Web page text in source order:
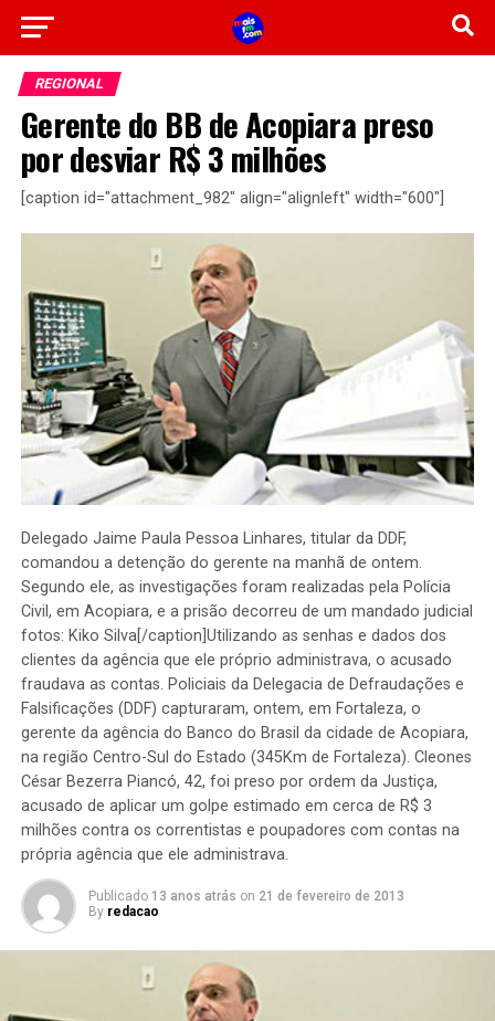
REGIONAL
Gerente do BB de Acopiara preso
por desviar R$ 3 milhões
[caption id="attachment_982" align="alignleft" width="600"]
Delegado Jaime Paula Pessoa Linhares, titular da DDF,
comandou a detenção do gerente na manhã de ontem.
Segundo ele, as investigações foram realizadas pela Polícia
Civil, em Acopiara, e a prisão decorreu de um mandado judicial
fotos: Kiko Silva[/caption]Utilizando as senhas e dados dos
clientes da agência que ele próprio administrava, o acusado
fraudava as contas. Policiais da Delegacia de Defraudações e
Falsificações (DDF) capturaram, ontem, em Fortaleza, o
gerente da agência do Banco do Brasil da cidade de Acopiara,
na região Centro-Sul do Estado (345Km de Fortaleza). Cleones
César Bezerra Piancó, 42, foi preso por ordem da Justiça,
acusado de aplicar um golpe estimado em cerca de R$ 3
milhões contra os correntistas e poupadores com contas na
própria agência que ele administrava.
Publicado 13 anos atrás on 21 de fevereiro de 2013
By redacao